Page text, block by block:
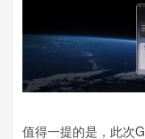
值得一提的是，此次